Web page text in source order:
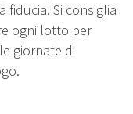
fiducia. Si consiglia
ogni lotto per
giornate di